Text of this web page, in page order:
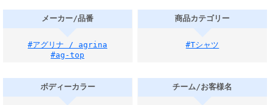
メーカー/品番
#アグリナ / agrina
#ag-top
商品カテゴリー
#Tシャツ
ボディーカラー チーム/お客様名